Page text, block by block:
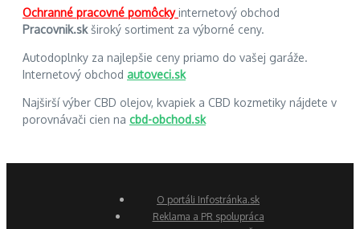
Ochranné pracovné pomôckyinternetový obchod
Pracovnik.skširoký sortiment za výborné ceny.
Autodoplnky za najlepšie ceny priamo do vašej garáže.
Internetový obchod autoveci.sk
Najširší výber CBD olejov, kvapiek a CBD kozmetiky nájdete v
porovnávači cien na cbd-obchod.sk
O portáli Infostránka.sk
Reklama a PR spolupráca